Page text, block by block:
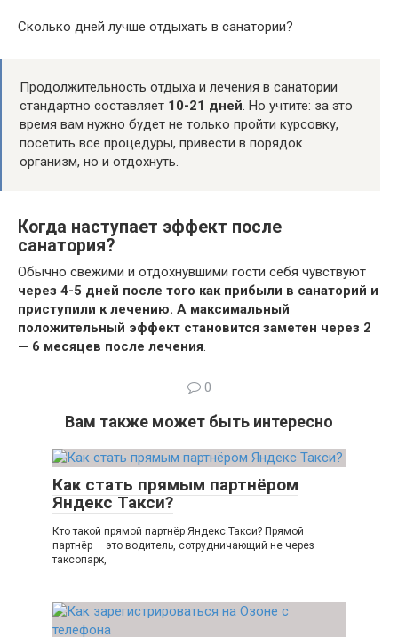
Сколько дней лучше отдыхать в санатории?
Продолжительность отдыха и лечения в санатории
стандартно составляет 10-21 дней. Но учтите: за это
время вам нужно будет не только пройти курсовку,
посетить все процедуры, привести в порядок
организм, но и отдохнуть.
Когда наступает эффект после
санатория?
Обычно свежими и отдохнувшими гости себя чувствуют
через 4-5 дней после того как прибыли в санаторий и
приступили к лечению. А максимальный
положительный эффект становится заметен через 2
— 6 месяцев после лечения.
0
Вам также может быть интересно
Как стать прямым партнёром
Яндекс Такси?
Кто такой прямой партнёр Яндекс.Такси? Прямой
партнёр — это водитель, сотрудничающий не через
таксопарк,